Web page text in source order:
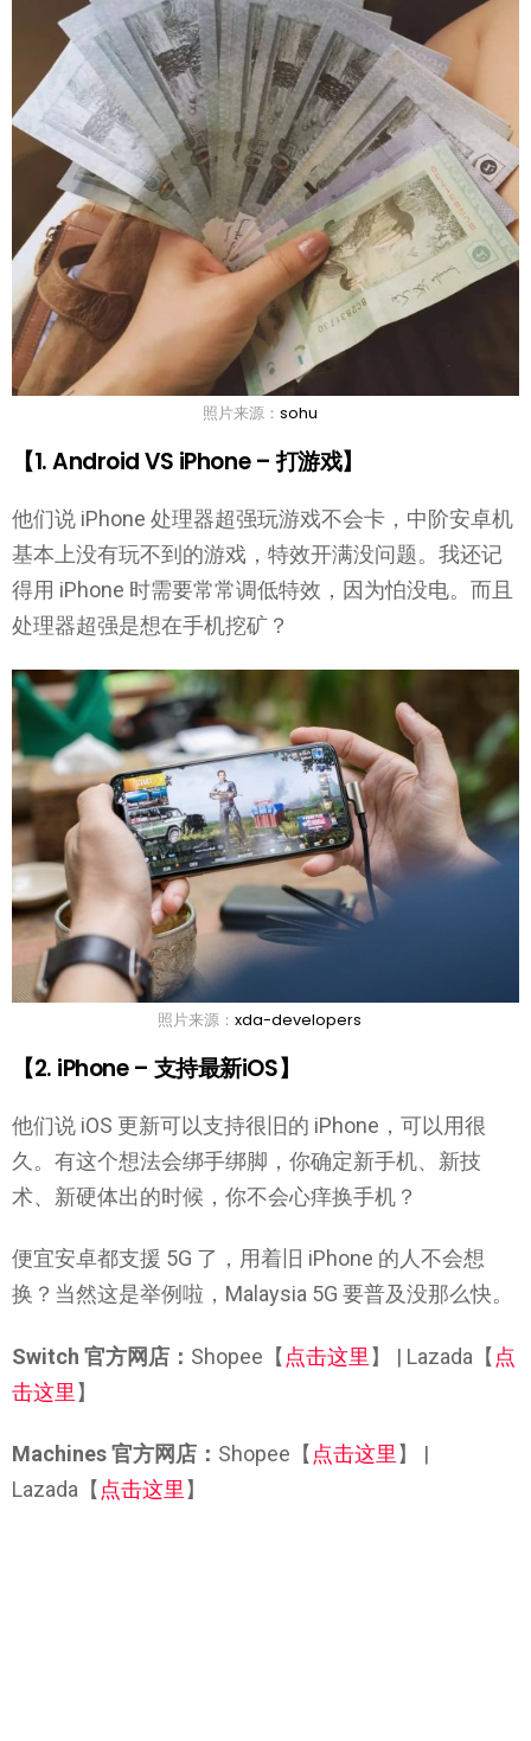
照片来源： sohu
【1. Android VS iPhone – 打游戏】
他们说 iPhone 处理器超强玩游戏不会卡，中阶安卓机
基本上没有玩不到的游戏，特效开满没问题。我还记
得用 iPhone 时需要常常调低特效，因为怕没电。而且
处理器超强是想在手机挖矿？
照片来源： xda-developers
【2. iPhone – 支持最新iOS】
他们说 iOS 更新可以支持很旧的 iPhone，可以用很
久。有这个想法会绑手绑脚，你确定新手机、新技
术、新硬体出的时候，你不会心痒换手机？
便宜安卓都支援 5G 了，用着旧 iPhone 的人不会想
换？当然这是举例啦，Malaysia 5G 要普及没那么快。
Switch 官方网店： Shopee【点击这里】 | Lazada【点
击这里】
Machines 官方网店： Shopee【 点击这里 】 |
Lazada【 点击这里 】